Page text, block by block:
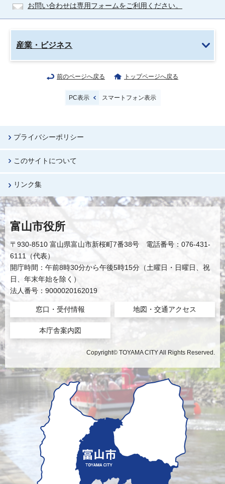
お問い合わせは専用フォームをご利用ください。
産業・ビジネス
前のページへ戻る トップページへ戻る
PC表示 スマートフォン表示
プライバシーポリシー
このサイトについて
リンク集
富山市役所
〒930-8510 富山県富山市新桜町7番38号 電話番号：076-431-
6111（代表）
開庁時間：午前8時30分から午後5時15分（土曜日・日曜日、祝
日、年末年始を除く）
法人番号：9000020162019
窓口・受付情報 地図・交通アクセス
本庁舎案内図
Copyright© TOYAMA CITY All Rights Reserved.